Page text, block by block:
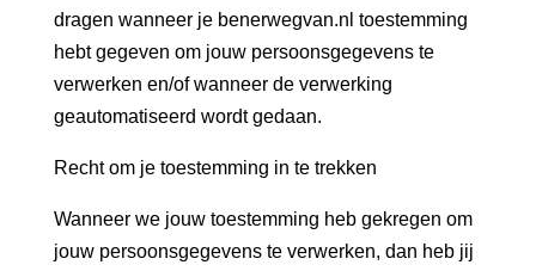
dragen wanneer je benerwegvan.nl toestemming
hebt gegeven om jouw persoonsgegevens te
verwerken en/of wanneer de verwerking
geautomatiseerd wordt gedaan.
Recht om je toestemming in te trekken
Wanneer we jouw toestemming heb gekregen om
jouw persoonsgegevens te verwerken, dan heb jij